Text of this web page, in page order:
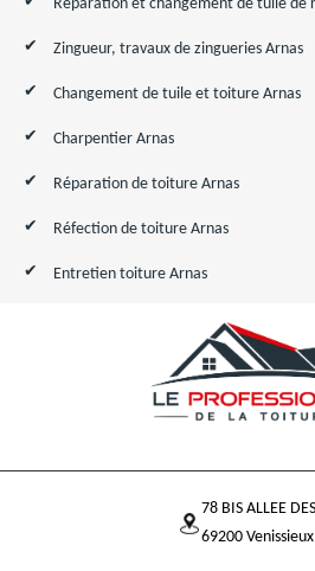
Réparation et changement de tuile de
Zingueur, travaux de zingueries Arnas
Changement de tuile et toiture Arnas
Charpentier Arnas
Réparation de toiture Arnas
Réfection de toiture Arnas
Entretien toiture Arnas
78 BIS ALLEE
69200 Venissieux